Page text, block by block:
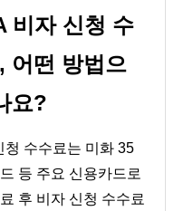
비자 신청 수
어떤 방법으
요?
청 수수료는 미화 35
등 주요 신용카드로
후 비자 신청 수수료